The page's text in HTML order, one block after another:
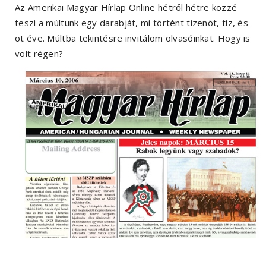
Az Amerikai Magyar Hírlap Online hétről hétre közzé
teszi a múltunk egy darabját, mi történt tizenöt, tíz, és
öt éve. Múltba tekintésre invitálom olvasóinkat. Hogy is
volt régen?